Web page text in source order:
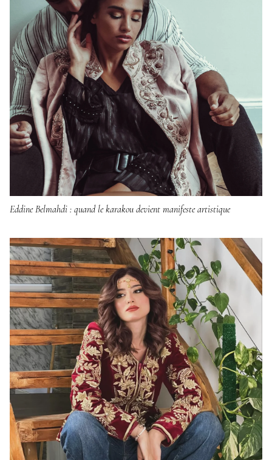
Eddine Belmahdi : quand le karakou devient manifeste artistique